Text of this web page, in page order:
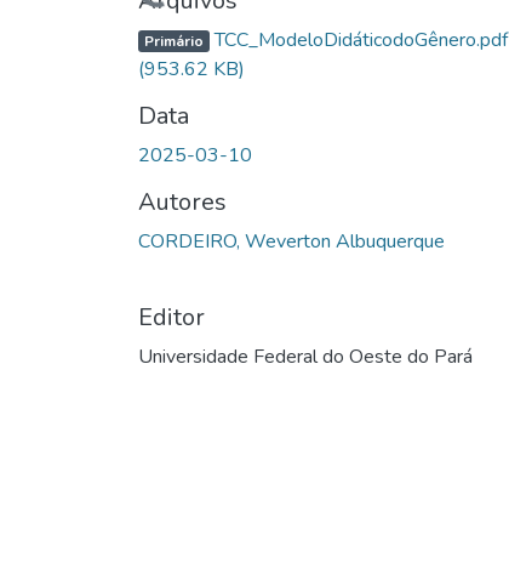
Primário TCC_ModeloDidáticodoGênero.pdf
(953.62 KB)
Data
2025-03-10
Autores
CORDEIRO, Weverton Albuquerque
Editor
Universidade Federal do Oeste do Pará